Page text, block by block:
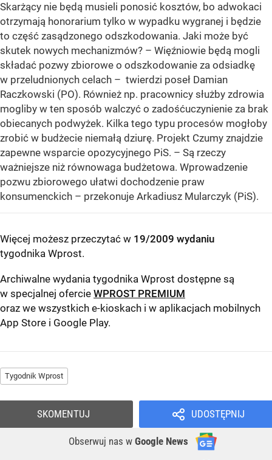
Skarżący nie będą musieli ponosić kosztów, bo adwokaci
otrzymają honorarium tylko w wypadku wygranej i będzie
to część zasądzonego odszkodowania. Jaki może być
skutek nowych mechanizmów? – Więźniowie będą mogli
składać pozwy zbiorowe o odszkodowanie za odsiadkę
w przeludnionych celach – twierdzi poseł Damian
Raczkowski (PO). Również np. pracownicy służby zdrowia
mogliby w ten sposób walczyć o zadośćuczynienie za brak
obiecanych podwyżek. Kilka tego typu procesów mogłoby
zrobić w budżecie niemałą dziurę. Projekt Czumy znajdzie
zapewne wsparcie opozycyjnego PiS. – Są rzeczy
ważniejsze niż równowaga budżetowa. Wprowadzenie
pozwu zbiorowego ułatwi dochodzenie praw
konsumenckich – przekonuje Arkadiusz Mularczyk (PiS).
Więcej możesz przeczytać w 19/2009 wydaniu
tygodnika Wprost.
Archiwalne wydania tygodnika Wprost dostępne są
w specjalnej ofercie WPROST PREMIUM
oraz we wszystkich e-kioskach i w aplikacjach mobilnych
App Store i Google Play.
Tygodnik Wprost
UDOSTĘPNIJ
Obserwuj nas w Google News
SKOMENTUJ